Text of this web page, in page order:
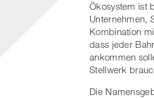
Ökosystem ist
Unternehmen,
Kombination
dass jeder
ankommen
Stellwerk
Die